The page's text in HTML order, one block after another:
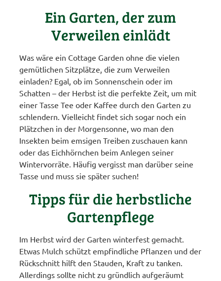
Ein Garten, der zum
Verweilen einlädt
Was wäre ein Cottage Garden ohne die vielen
gemütlichen Sitzplätze, die zum Verweilen
einladen? Egal, ob im Sonnenschein oder im
Schatten – der Herbst ist die perfekte Zeit, um mit
einer Tasse Tee oder Kaffee durch den Garten zu
schlendern. Vielleicht findet sich sogar noch ein
Plätzchen in der Morgensonne, wo man den
Insekten beim emsigen Treiben zuschauen kann
oder das Eichhörnchen beim Anlegen seiner
Wintervorräte. Häufig vergisst man darüber seine
Tasse und muss sie später suchen!
Tipps für die herbstliche
Gartenpflege
Im Herbst wird der Garten winterfest gemacht.
Etwas Mulch schützt empfindliche Pflanzen und der
Rückschnitt hilft den Stauden, Kraft zu tanken.
Allerdings sollte nicht zu gründlich aufgeräumt